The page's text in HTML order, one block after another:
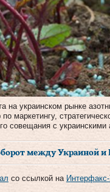
на украинском рынке
маркетингу,
совещания с украинскими
между Украиной и
со ссылкой на